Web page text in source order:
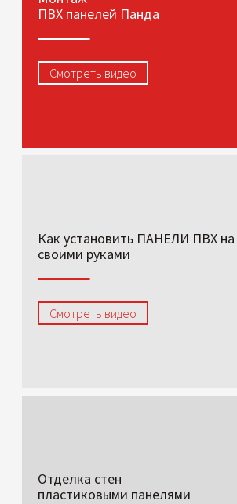
ПВХ панелей Панда
Смотреть видео
Как установить ПАНЕЛИ ПВХ
своими руками
Смотреть видео
Отделка стен
пластиковыми панелями